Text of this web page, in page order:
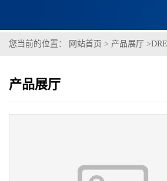
您当前的位置： 网站首页 > 产品展厅 >
产品展厅